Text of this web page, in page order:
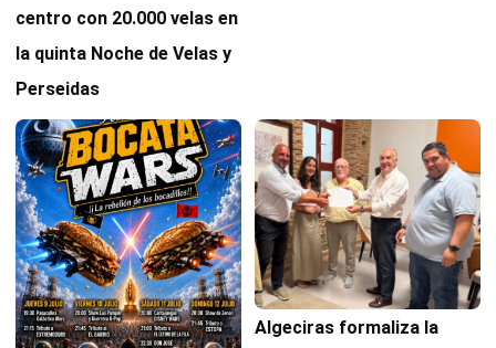
centro con 20.000 velas en
la quinta Noche de Velas y
Perseidas
Algeciras formaliza la